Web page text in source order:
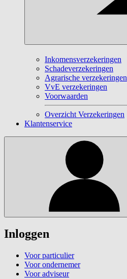
Inkomensverzekeringen
Schadeverzekeringen
Agrarische verzekeringen
VvE verzekeringen
Voorwaarden
Overzicht Verzekeringen
Klantenservice
Inloggen
Voor particulier
Voor ondernemer
Voor adviseur